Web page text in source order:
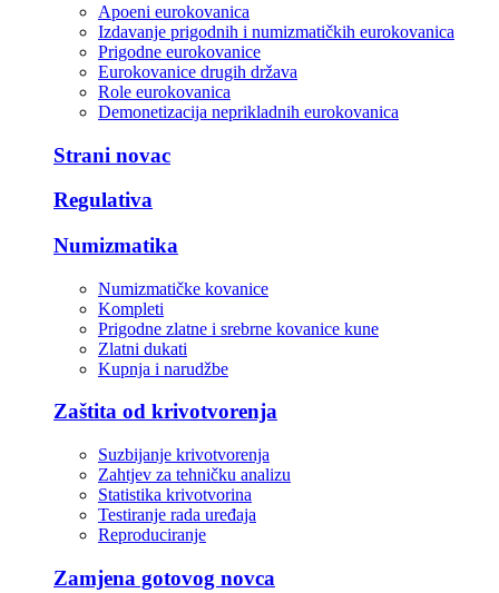
Apoeni eurokovanica
Izdavanje prigodnih i numizmatičkih eurokovanica
Prigodne eurokovanice
Eurokovanice drugih država
Role eurokovanica
Demonetizacija neprikladnih eurokovanica
Strani novac
Regulativa
Numizmatika
Numizmatičke kovanice
Kompleti
Prigodne zlatne i srebrne kovanice kune
Zlatni dukati
Kupnja i narudžbe
Zaštita od krivotvorenja
Suzbijanje krivotvorenja
Zahtjev za tehničku analizu
Statistika krivotvorina
Testiranje rada uređaja
Reproduciranje
Zamjena gotovog novca